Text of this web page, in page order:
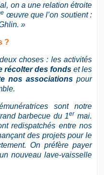
on a une relation étroite
œuvre que l’on soutient :
»
?
choses : les activités
récolter des fonds et les
nos associationspour
sont notre
barbecue du 1er mai.
redispatchés entre nos
des projets pour le
On préfère payer
nouveau lave-vaisselle